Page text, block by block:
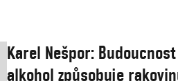
Karel Nešpor:
alkohol způsobuje